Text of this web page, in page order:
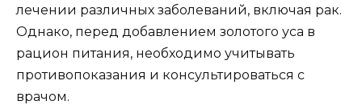
лечении различных заболеваний, включая рак.
Однако, перед добавлением золотого уса в
рацион питания, необходимо учитывать
противопоказания и консультироваться с
врачом.